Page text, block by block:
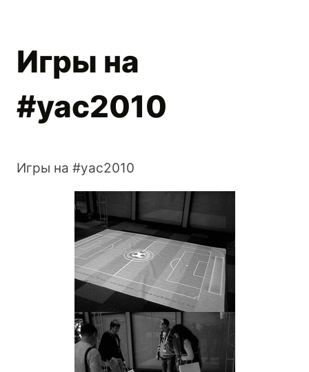
Игры на
#yac2010
Игры на #yac2010